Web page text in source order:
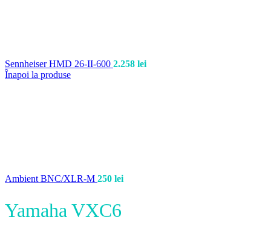
Sennheiser HMD 26-II-600 2.258 lei
Înapoi la produse
Ambient BNC/XLR-M 250 lei
Yamaha VXC6